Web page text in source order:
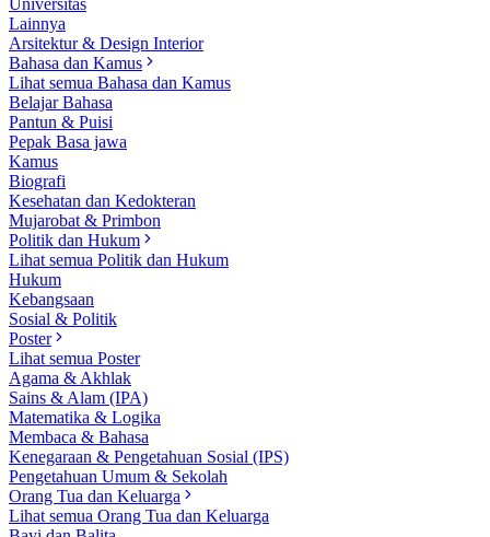
Universitas
Lainnya
Arsitektur & Design Interior
Bahasa dan Kamus
Lihat semua Bahasa dan Kamus
Belajar Bahasa
Pantun & Puisi
Pepak Basa jawa
Kamus
Biografi
Kesehatan dan Kedokteran
Mujarobat & Primbon
Politik dan Hukum
Lihat semua Politik dan Hukum
Hukum
Kebangsaan
Sosial & Politik
Poster
Lihat semua Poster
Agama & Akhlak
Sains & Alam (IPA)
Matematika & Logika
Membaca & Bahasa
Kenegaraan & Pengetahuan Sosial (IPS)
Pengetahuan Umum & Sekolah
Orang Tua dan Keluarga
Lihat semua Orang Tua dan Keluarga